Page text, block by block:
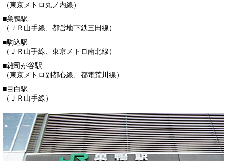
（東京メトロ丸ノ内線）
■巣鴨駅
（ＪＲ山手線、都営地下鉄三田線）
■駒込駅
（ＪＲ山手線、東京メトロ南北線）
■雑司が谷駅
（東京メトロ副都心線、都電荒川線）
■目白駅
（ＪＲ山手線）